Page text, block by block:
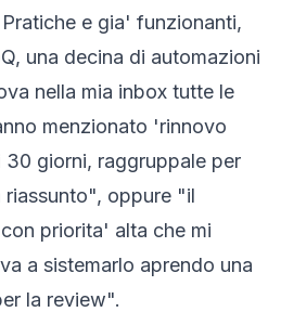
e gia' funzionanti,
, una decina di automazioni
nella mia inbox tutte le
menzionato 'rinnovo
giorni, raggruppale per
riassunto", oppure "il
priorita' alta che mi
a sistemarlo aprendo una
la review".